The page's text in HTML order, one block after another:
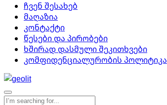
ჩვენ შესახებ
მაღაზია
კონტაქტი
წესები და პირობები
ხშირად დასმული შეკითხვები
კომფიდენციალურობის პოლიტიკა